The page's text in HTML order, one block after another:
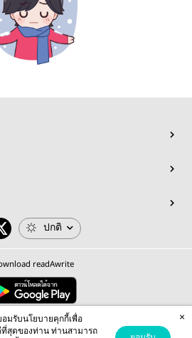
ปกติ
readAwrite
MEB Corporation Public Company Limited
and the Google Privacy Policy Terms of Serviceapply.
มรับนโยบายคุกกี้เพื่อ
สุดของท่าน ท่านสามารถ
×